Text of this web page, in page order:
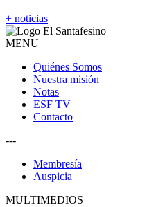
+ noticias
MENU
Quiénes Somos
Nuestra misión
Notas
ESF TV
Contacto
---
Membresía
Auspicia
MULTIMEDIOS